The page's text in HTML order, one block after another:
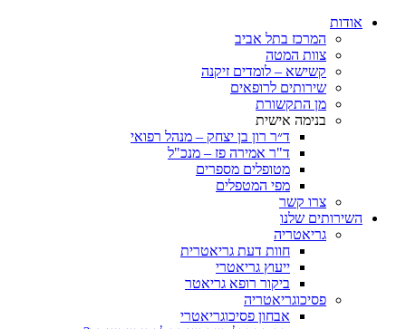
המרכז בתל אביב
צוות המטה
קשישא – לומדים זיקנה
שירותים לרופאים
מן התקשורת
בנימה אישית
ד״ר רון בן יצחק – מנהל רפואי
ד"ר אמירה פז – מנכ"ל
מטופלים מספרים
מפי המטפלים
שלנו
גריאטריה
חוות דעת גריאטרית
ייעוץ גריאטרי
ביקור רופא גריאטר
פסיכוגריאטריה
אבחון פסיכוגריאטרי